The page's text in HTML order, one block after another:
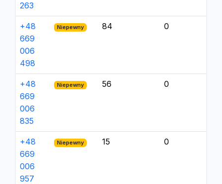
263
+48
669
006
498
Niepewny 84 0
+48
669
006
835
Niepewny 56 0
+48
669
006
957
Niepewny 15 0